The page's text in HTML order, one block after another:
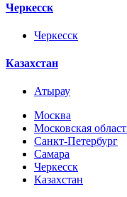
Черкесск
Черкесск
Казахстан
Атырау
Москва
Московская
Санкт-Петербург
Самара
Черкесск
Казахстан